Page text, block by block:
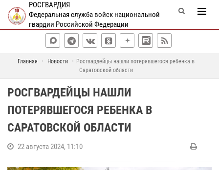
РОСГВАРДИЯ
Федеральная служба войск национальной
гвардии Российской Федерации
Главная Новости
Росгвардейцы нашли потерявшегося ребенка в
Саратовской области
РОСГВАРДЕЙЦЫ НАШЛИ
ПОТЕРЯВШЕГОСЯ РЕБЕНКА В
САРАТОВСКОЙ ОБЛАСТИ
22 августа 2024, 11:10